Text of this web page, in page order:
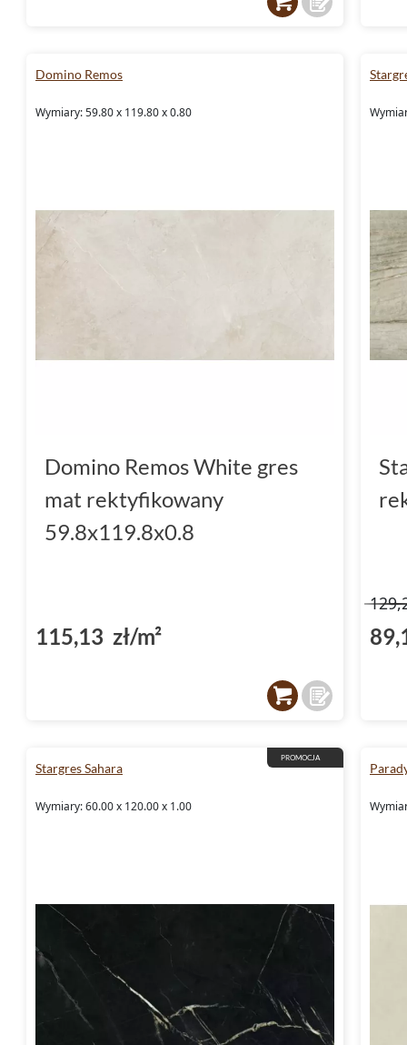
Domino Remos
Wymiary: 59.80 x 119.80 x 0.80
Domino Remos White gres
mat rektyfikowany
59.8x119.8x0.8
115,13 zł/m²
PROMOCJA
Stargres Sahara
Wymiary: 60.00 x 120.00 x 1.00